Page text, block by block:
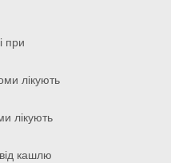
при
лікують
лікують
кашлю